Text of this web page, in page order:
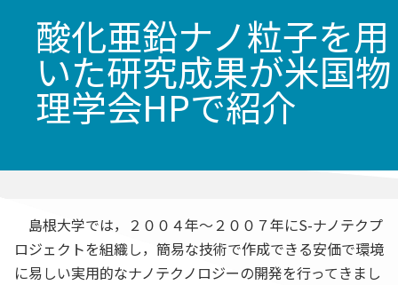
酸化亜鉛ナノ粒子を用
いた研究成果が米国物
理学会HPで紹介
島根大学では，２００４年～２００７年にS-ナノテクプ
ロジェクトを組織し，簡易な技術で作成できる安価で環境
に易しい実用的なナノテクノロジーの開発を行ってきまし